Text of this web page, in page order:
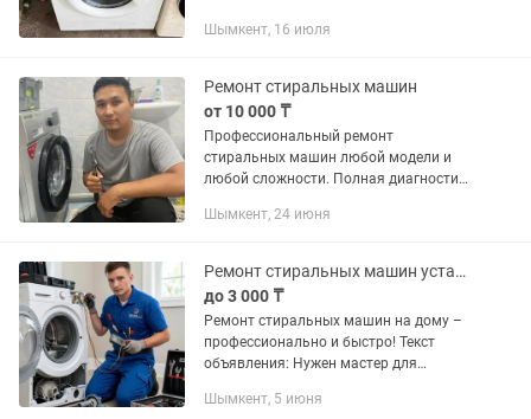
Шымкент, 16 июля
Ремонт стиральных машин
от 10 000 ₸
Профессиональный ремонт
стиральных машин любой модели и
любой сложности. Полная диагностика
Шымкент, 24 июня
Ремонт стиральных машин установка
до 3 000 ₸
Ремонт стиральных машин на дому –
профессионально и быстро! Текст
объявления: Нужен мастер для
занимаюсь починкой всех моделей на
Шымкент, 5 июня